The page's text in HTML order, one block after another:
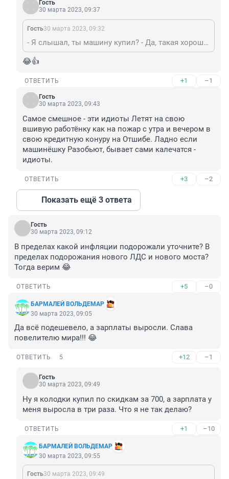
Гость
30 марта 2023, 09:37
Гость30 марта 2023, 09:32
- Я слышал, ты машину купил? - Да, такая хорошая вещь, теперь все успеваю! Представляешь, сегодня съездил за запчастями, потом заправился, в автосервис заехал масло сменить, в магазин за тосолом заехал, техосмотр прошел. И как бы я все это без машины успел?
😂👍
ОТВЕТИТЬ +1 –1
Гость
30 марта 2023, 09:43
Самое смешное - эти идиоты Летят на свою
вшивую работёнку как на пожар с утра и вечером в
свою кредитную конуру на Отшибе. Ладно если
машинёшку Разобьют, бывает сами калечатся -
идиоты.
ОТВЕТИТЬ +3 –2
Показать ещё 3 ответа
Гость
30 марта 2023, 09:12
В пределах какой инфляции подорожали уточните? В
пределах подорожания нового ЛДС и нового моста?
Тогда верим 😂
ОТВЕТИТЬ +5 –0
БАРМАЛЕЙ ВОЛЬДЕМАР
30 марта 2023, 09:05
Да всё подешевело, а зарплаты выросли. Слава
повелителю мира!!! 😂
ОТВЕТИТЬ 5 +12 –1
Гость
30 марта 2023, 09:49
Ну я колодки купил по скидкам за 700, а зарплата у
меня выросла в три раза. Что я не так делаю?
ОТВЕТИТЬ +1 –10
БАРМАЛЕЙ ВОЛЬДЕМАР
30 марта 2023, 09:55
Гость30 марта 2023, 09:49